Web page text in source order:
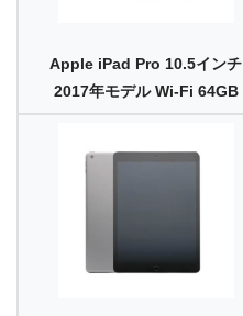
Apple iPad Pro 10.5インチ
2017年モデル Wi-Fi 64GB